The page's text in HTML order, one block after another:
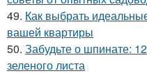
49. Как выбрать
вашей квартиры
50. Забудьте о шпинате:
зеленого листа